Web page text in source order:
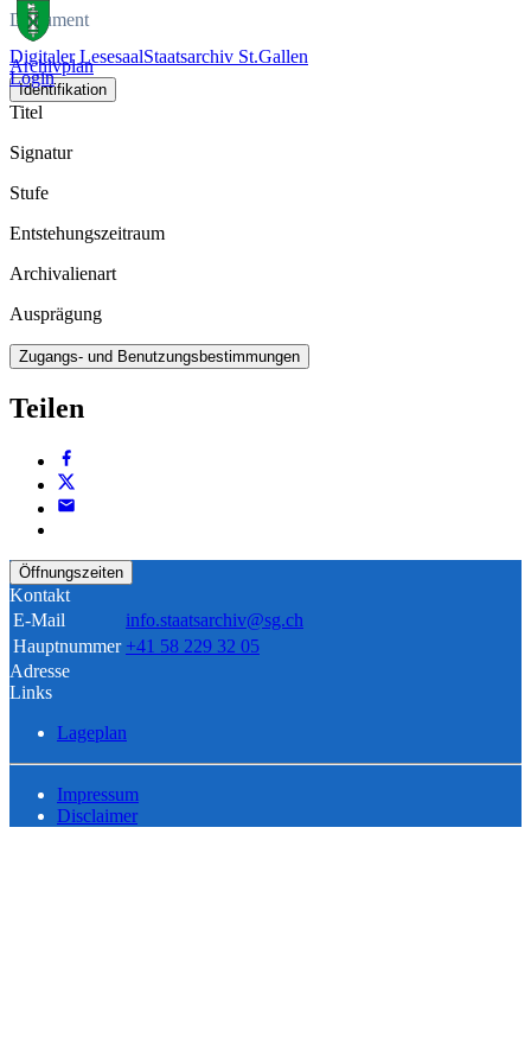
Digitaler LesesaalStaatsarchiv St.Gallen
Login
Dokument
Archivplan
Identifikation
Titel
Signatur
Stufe
Entstehungszeitraum
Archivalienart
Ausprägung
Zugangs- und Benutzungsbestimmungen
Teilen
Öffnungszeiten
Kontakt
E-Mail
info.staatsarchiv@sg.ch
Hauptnummer +41 58 229 32 05
Adresse
Links
Lageplan
Impressum
Disclaimer